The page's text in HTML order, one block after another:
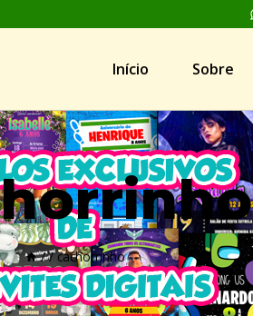
Início Sobre
/ / cachorrinho